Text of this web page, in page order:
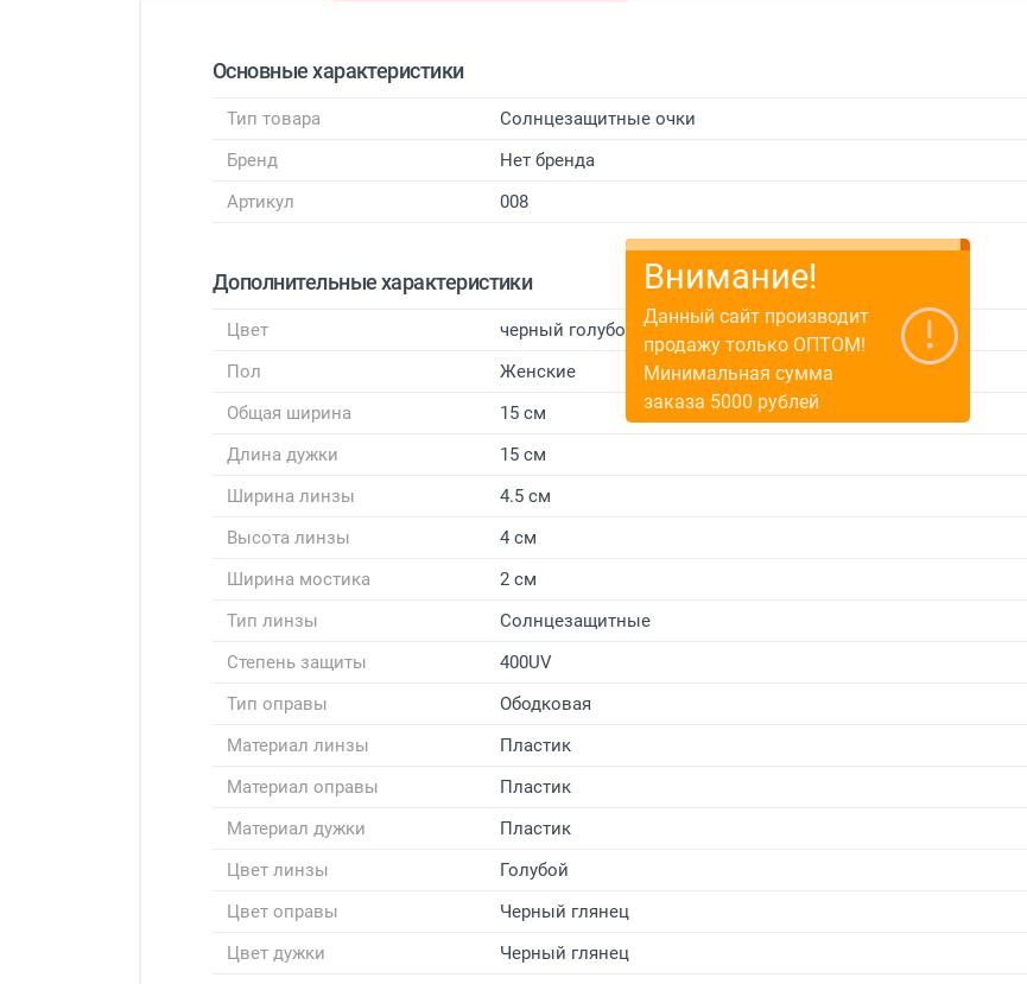
Основные характеристики
Тип товара
Солнцезащитные очки
Бренд
Нет бренда
Артикул
008
Дополнительные характеристики
Цвет
черный голубой
Пол
Женские
Общая ширина
15 см
Длина дужки
15 см
Ширина линзы
4.5 см
Высота линзы
4 см
Ширина мостика
2 см
Тип линзы
Солнцезащитные
Степень защиты
400UV
Тип оправы
Ободковая
Материал линзы
Пластик
Материал оправы
Пластик
Материал дужки
Пластик
Цвет линзы
Голубой
Цвет оправы
Черный глянец
Цвет дужки
Черный глянец